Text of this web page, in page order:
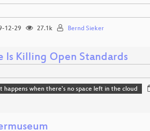
12-29 27.1k Bernd Sieker
Is Killing Open Standards
happens when there's no space left in the cloud